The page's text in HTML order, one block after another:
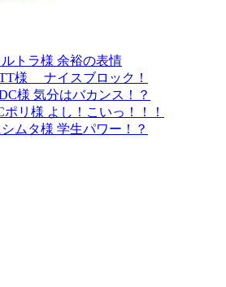
トラ様 余裕の表情
様 ナイスブロック！
様 気分はバカンス！？
ポリ様 よし！こいっ！！！
ムタ様 学生パワー！？